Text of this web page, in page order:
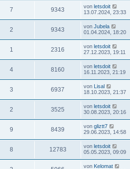
7 9343 von letsdoit
13.07.2024, 23:33
2 9343 von Jubela
01.04.2024, 18:20
1 2316 von letsdoit
27.12.2023, 19:11
4 8160 von letsdoit
16.11.2023, 21:19
3 6937 von Lisal
18.10.2023, 21:37
2 3525 von letsdoit
30.08.2023, 20:16
9 8439 von gliztt7
29.06.2023, 14:58
8 12783 von letsdoit
05.05.2023, 09:09
von Kelomat